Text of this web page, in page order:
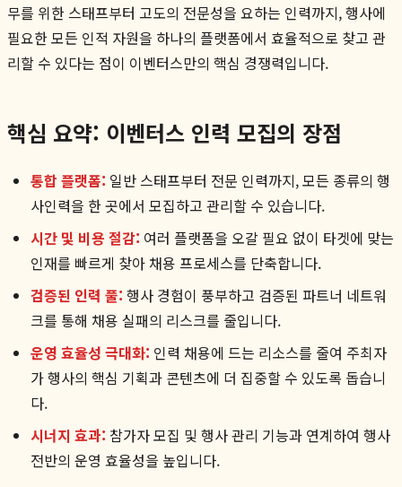
무를 위한 스태프부터 고도의 전문성을 요하는 인력까지, 행사에
필요한 모든 인적 자원을 하나의 플랫폼에서 효율적으로 찾고 관
리할 수 있다는 점이 이벤터스만의 핵심 경쟁력입니다.
핵심 요약: 이벤터스 인력 모집의 장점
통합 플랫폼: 일반 스태프부터 전문 인력까지, 모든 종류의 행
사인력을 한 곳에서 모집하고 관리할 수 있습니다.
시간 및 비용 절감: 여러 플랫폼을 오갈 필요 없이 타겟에 맞는
인재를 빠르게 찾아 채용 프로세스를 단축합니다.
검증된 인력 풀: 행사 경험이 풍부하고 검증된 파트너 네트워
크를 통해 채용 실패의 리스크를 줄입니다.
운영 효율성 극대화: 인력 채용에 드는 리소스를 줄여 주최자
가 행사의 핵심 기획과 콘텐츠에 더 집중할 수 있도록 돕습니
다.
시너지 효과: 참가자 모집 및 행사 관리 기능과 연계하여 행사
전반의 운영 효율성을 높입니다.